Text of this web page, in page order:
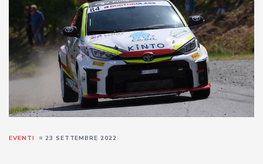
EVENTI 23 SETTEMBRE 2022